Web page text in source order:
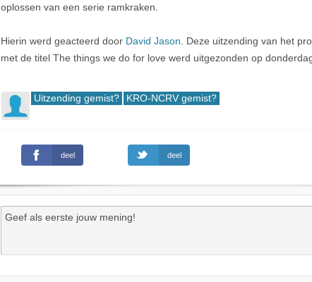
oplossen van een serie ramkraken.
Hierin werd geacteerd door David Jason . Deze uitzending van het
met de titel The things we do for love werd uitgezonden op
Uitzending gemist? KRO-NCRV gemist?
deel deel